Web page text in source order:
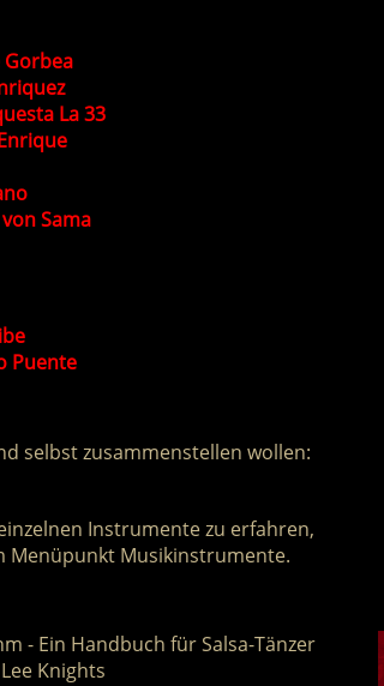
Gorbea
La 33
Sama
Puente
selbst zusammenstellen wollen:
Instrumente zu erfahren,
Menüpunkt Musikinstrumente.
- Ein Handbuch für Salsa-Tänzer
Knights